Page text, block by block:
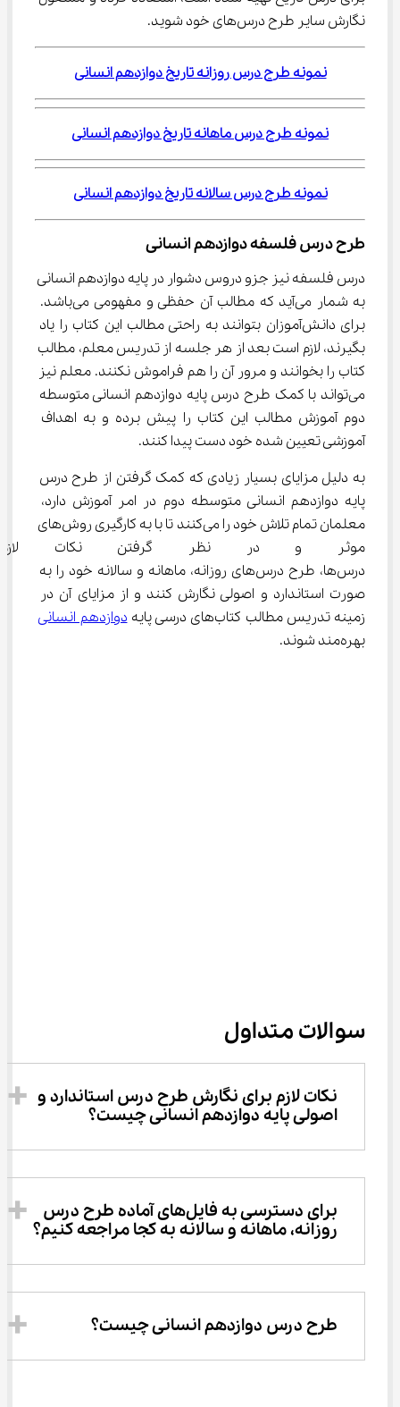
نگارش سایر طرح درس‌های خود شوید.
نمونه طرح درس روزانه تاریخ دوازدهم انسانی
نمونه طرح درس ماهانه تاریخ دوازدهم انسانی
نمونه طرح درس سالانه تاریخ دوازدهم انسانی
طرح درس فلسفه دوازدهم انسانی
درس فلسفه نیز جزو دروس دشوار در پایه دوازدهم انسانی
به شمار می‌آید که مطالب آن حفظی و مفهومی می‌باشد.
برای دانش‌آموزان بتوانند به راحتی مطالب این کتاب را یاد
بگیرند، لازم است بعد از هر جلسه از تدریس معلم، مطالب
کتاب را بخوانند و مرور آن را هم فراموش نکنند. معلم نیز
می‌تواند با کمک طرح درس پایه دوازدهم انسانی متوسطه
دوم آموزش مطالب این کتاب را پیش برده و به اهداف
آموزشی تعیین شده خود دست پیدا کنند.
به دلیل مزایای بسیار زیادی که کمک گرفتن از طرح درس
پایه دوازدهم انسانی متوسطه دوم در امر آموزش دارد،
معلمان تمام تلاش خود را می‌کنند تا با به کارگیری روش‌های
موثر و در نظر گرفتن نکات
درس‌ها، طرح درس‌های روزانه، ماهانه و سالانه خود را به
صورت استاندارد و اصولی نگارش کنند و از مزایای آن در
زمینه تدریس مطالب کتاب‌های درسی پایه
دوازدهم انسانی
بهره‌مند شوند.
سوالات متداول
نکات لازم برای نگارش طرح درس استاندارد و
اصولی پایه دوازدهم انسانی چیست؟
برای دسترسی به فایل‌های آماده طرح درس
روزانه، ماهانه و سالانه به کجا مراجعه کنیم؟
طرح درس دوازدهم انسانی چیست؟